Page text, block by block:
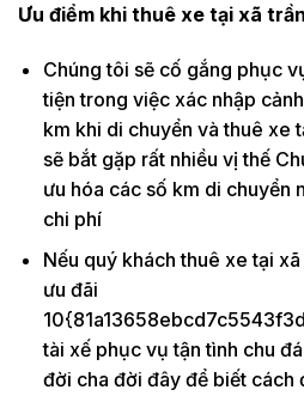
Ưu điểm khi thuê xe tại xã
Chúng tôi sẽ cố gắng phục
tiện trong việc xác nhập
km khi di chuyển và thuê xe
sẽ bắt gặp rất nhiều vị thế
ưu hóa các số km di chuyển
chi phí
Nếu quý khách thuê xe tại
ưu đãi
tài xế phục vụ tận tình chu
đời cha đời đây để biết cách